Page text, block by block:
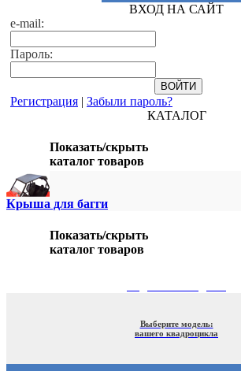
ВХОД НА САЙТ
e-mail:
Пароль:
Регистрация | Забыли пароль?
КАТАЛОГ
Показать/скрыть
каталог товаров
Крыша для багги
Показать/скрыть
каталог товаров
Выберите модель:
вашего квадроцикла